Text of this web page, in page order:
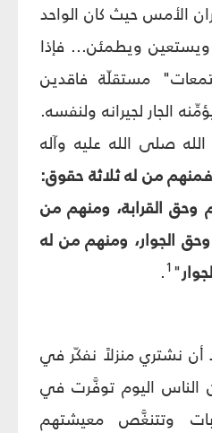
الأمس حيث كان الواحد
ويطمئن... فإذا
مستقلّة فاقدين
الجار لجيرانه ولنفسه.
صلى الله عليه وآله
فمنهم من له ثلاثة حقوق:
وحق القرابة، ومنهم من
الجوار، ومنهم من له
"
1
.
أن نشتري منزلاً نفكّر في
اليوم توفَّرت في
وتتنغَّص معيشتهم